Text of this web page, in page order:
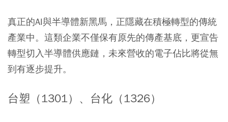
真正的AI與半導體新黑馬，正隱藏在積極轉型的傳統
產業中。這類企業不僅保有原先的傳產基底，更宣告
轉型切入半導體供應鏈，未來營收的電子佔比將從無
到有逐步提升。
台塑（1301）、台化（1326）